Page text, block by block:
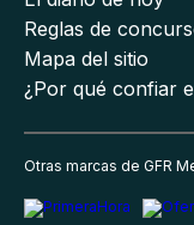
Reglas de
Mapa del sitio
¿Por qué confiar
Otras marcas de GFR